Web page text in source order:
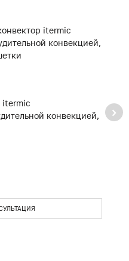
itermic
конвекцией,